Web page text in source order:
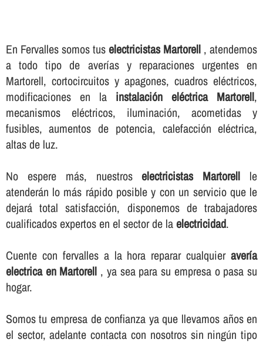
En Fervalles somos tuselectricistas Martorell , atendemos
a todo tipo de averí­as y reparaciones urgentes en
Martorell, cortocircuitos y apagones, cuadros eléctricos,
modificaciones en la instalación eléctrica Martorell,
mecanismos eléctricos, iluminación, acometidas y
fusibles, aumentos de potencia, calefacción eléctrica,
altas de luz.
No espere más, nuestroselectricistas Martorell le
atenderán lo más rápido posible y con un servicio que le
dejará total satisfacción, disponemos de trabajadores
cualificados expertos en el sector de laelectricidad.
Cuente con fervalles a la hora reparar cualquieraverí­a
electrica en Martorell , ya sea para su empresa o pasa su
hogar.
Somos tu empresa de confianza ya que llevamos años en
el sector, adelante contacta con nosotros sin ningún tipo